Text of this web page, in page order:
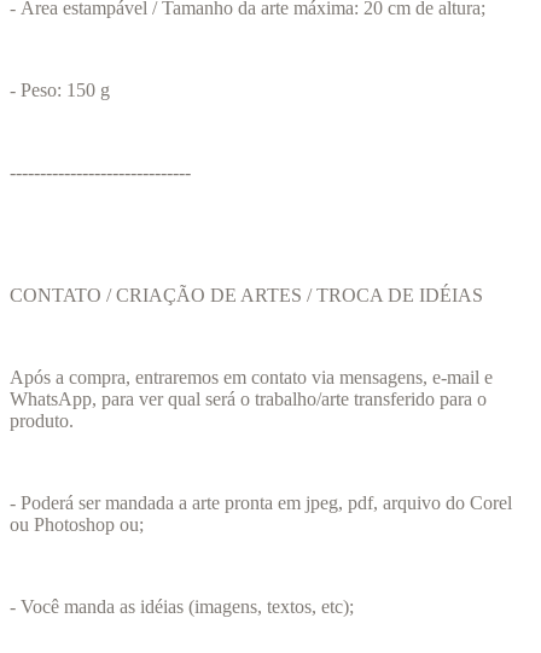
- Área estampável / Tamanho da arte máxima: 20 cm de altura;
- Peso: 150 g
------------------------------
CONTATO / CRIAÇÃO DE ARTES / TROCA DE IDÉIAS
Após a compra, entraremos em contato via mensagens, e-mail e
WhatsApp, para ver qual será o trabalho/arte transferido para o
produto.
- Poderá ser mandada a arte pronta em jpeg, pdf, arquivo do Corel
ou Photoshop ou;
- Você manda as idéias (imagens, textos, etc);